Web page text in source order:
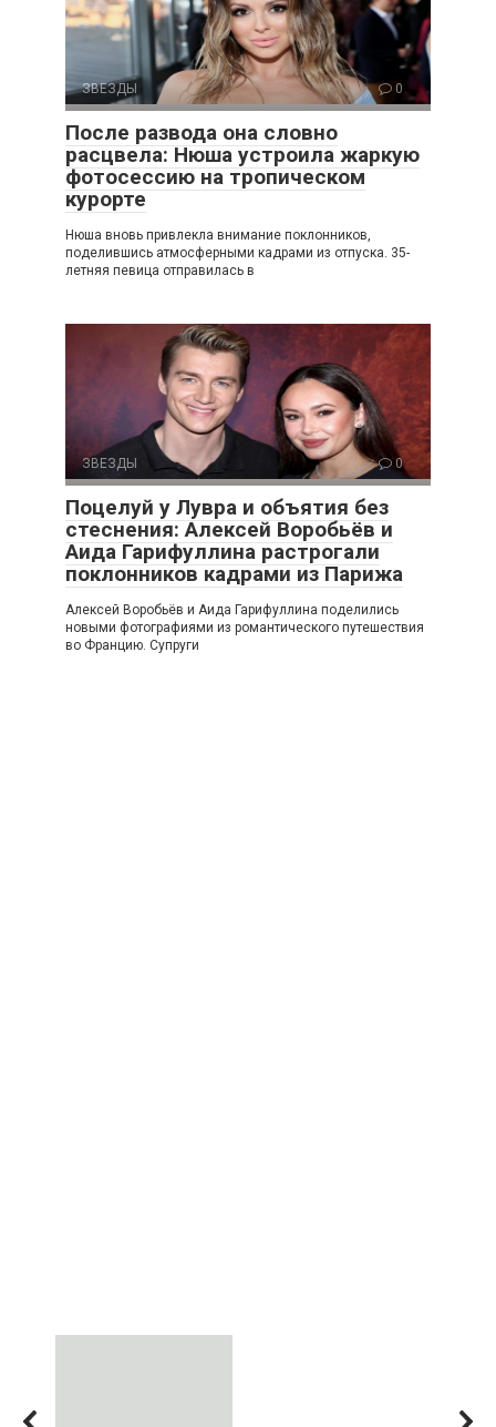
ЗВЕЗДЫ 0
После развода она словно
расцвела: Нюша устроила жаркую
фотосессию на тропическом
курорте
Нюша вновь привлекла внимание поклонников,
поделившись атмосферными кадрами из отпуска. 35-
летняя певица отправилась в
ЗВЕЗДЫ 0
Поцелуй у Лувра и объятия без
стеснения: Алексей Воробьёв и
Аида Гарифуллина растрогали
поклонников кадрами из Парижа
Алексей Воробьёв и Аида Гарифуллина поделились
новыми фотографиями из романтического путешествия
во Францию. Супруги